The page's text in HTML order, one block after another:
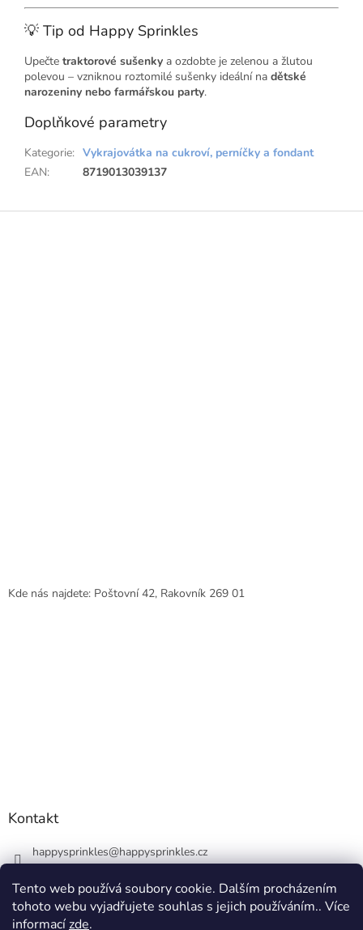
Tento web používá soubory cookie. Dalším procházením
tohoto webu vyjadřujete souhlas s jejich používáním.. Více
informacízde.
💡 Tip od Happy Sprinkles
Upečte traktorové sušenky a ozdobte je zelenou a žlutou
polevou – vzniknou roztomilé sušenky ideální na dětské
narozeniny nebo farmářskou party.
Doplňkové parametry
Kategorie: Vykrajovátka na cukroví, perníčky a fondant
EAN: 8719013039137
Z
Kde nás najdete: Poštovní 42, Rakovník 269 01
Kontakt
happysprinkles@happysprinkles.cz